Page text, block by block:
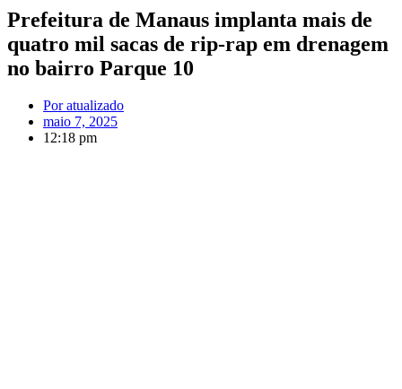
Prefeitura de Manaus implanta mais de
quatro mil sacas de rip-rap em drenagem
no bairro Parque 10
Poratualizado
maio 7, 2025
12:18 pm